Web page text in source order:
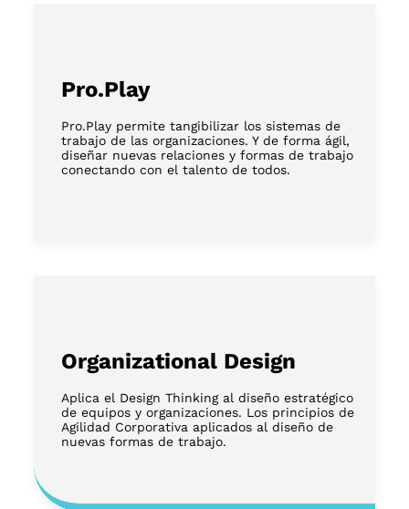
Pro.Play
Pro.Play permite tangibilizar los sistemas de
trabajo de las organizaciones. Y de forma ágil,
diseñar nuevas relaciones y formas de trabajo
conectando con el talento de todos.
Organizational Design
Aplica el Design Thinking al diseño estratégico
de equipos y organizaciones. Los principios de
Agilidad Corporativa aplicados al diseño de
nuevas formas de trabajo.